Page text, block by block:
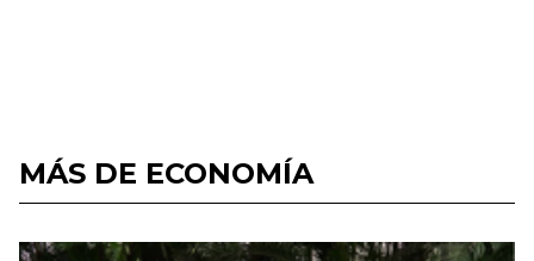
MÁS DE ECONOMÍA